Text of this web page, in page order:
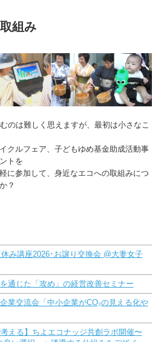
組み
のは難しく思えますが、最初は小さなこ
クルフェア、子どもゆめ基金助成活動事
トを
に参加して、身近なエコへの取組みにつ
？
休み講座2026･お譲り交換会 @大妻女子
通じた「攻め」の経営改善セミナー
業交流会「中小企業がCO₂の見える化や
える】ちよエコナッジ共創ラボ開催〜